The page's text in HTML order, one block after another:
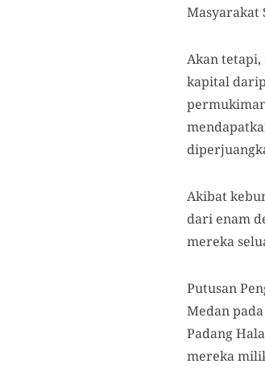
Masyarakat
Akan
kapital
Akibat
dari enam
mereka
Putusan
Medan
Padang
mereka